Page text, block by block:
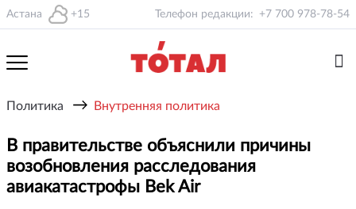
Астана +15 Телефон редакции: +7 700 978-78-54
Политика → Внутренняя политика
В правительстве объяснили причины
возобновления расследования
авиакатастрофы Bek Air